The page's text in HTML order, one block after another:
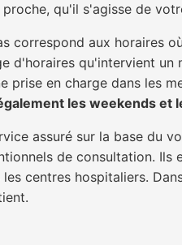
qu'il s'agisse de
correspond aux horaires
d'horaires qu'intervient
prise en charge dans les
les weekends et
assuré sur la base du
de consultation. Ils
centres hospitaliers.